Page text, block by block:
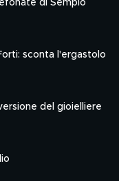
di Sempio
sconta l'ergastolo
del gioielliere